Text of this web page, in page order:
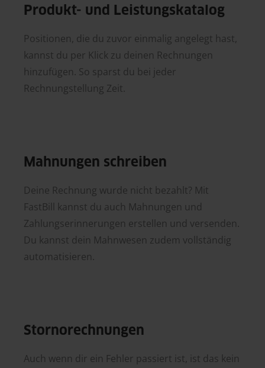
Produkt- und Leistungskatalog
Positionen, die du zuvor einmalig angelegt hast,
kannst du per Klick zu deinen Rechnungen
hinzufügen. So sparst du bei jeder
Rechnungstellung Zeit.
Mahnungen schreiben
Deine Rechnung wurde nicht bezahlt? Mit
FastBill kannst du auch Mahnungen und
Zahlungserinnerungen erstellen und versenden.
Du kannst dein Mahnwesen zudem vollständig
automatisieren.
Stornorechnungen
Auch wenn dir ein Fehler passiert ist, ist das kein